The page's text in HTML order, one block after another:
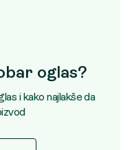
oglas?
i kako najlakše da